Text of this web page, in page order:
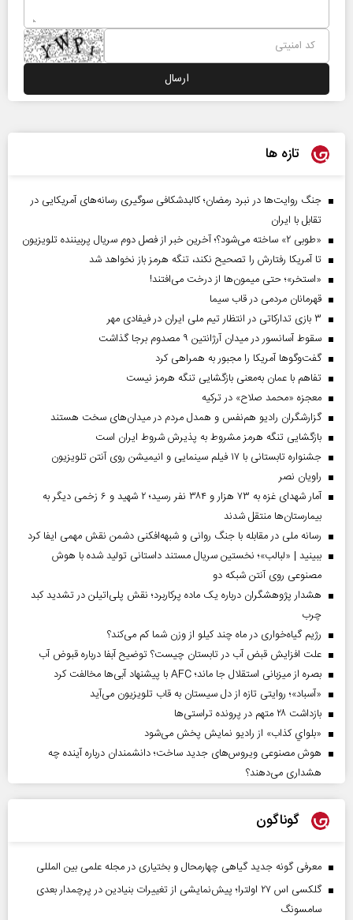
تازه ها
جنگ روایت‌ها در نبرد رمضان؛ کالبدشکافی سوگیری رسانه‌های آمریکایی در
تقابل با ایران
«طوبی ۲» ساخته می‌شود؟؛ آخرین خبر از فصل دوم سریال پربیننده تلویزیون
تا آمریکا رفتارش را تصحیح نکند، تنگه هرمز باز نخواهد شد
«استخر»‌‌؛ حتی میمون‌ها از درخت می‌افتند!
قهرمانان مردمی در قاب سیما
۳ بازی تدارکاتی در انتظار تیم ملی ایران در فیفادی مهر
سقوط آسانسور در میدان آرژانتین ۹ مصدوم برجا گذاشت
گفت‌وگوها آمریکا را مجبور به همراهی کرد
تفاهم با عمان به‌معنی بازگشایی تنگه هرمز نیست
معجزه «محمد صلاح» در ترکیه
گزارشگران رادیو هم‌نفس و همدل مردم در میدان‌های سخت هستند
بازگشایی تنگه هرمز مشروط به پذیرش شروط ایران است
جشنواره تابستانی با ۱۷ فیلم سینمایی و انیمیشن روی آنتن تلویزیون
راویان نصر
آمار شهدای غزه به ۷۳ هزار و ۳۸۴ نفر رسید؛ ۲ شهید و ۶ زخمی دیگر به
بیمارستان‌ها منتقل شدند
رسانه ملی در مقابله با جنگ روانی و شبهه‌افکنی دشمن نقش مهمی ایفا کرد
ببینید | «لبالب»؛ نخستین سریال مستند داستانی تولید شده با هوش
مصنوعی روی آنتن شبکه دو
هشدار پژوهشگران درباره یک ماده پرکاربرد؛ نقش پلی‌اتیلن در تشدید کبد
چرب
رژیم گیاه‌خواری در ماه چند کیلو از وزن شما کم می‌کند؟
علت افزایش قبض آب در تابستان چیست؟ توضیح آبفا درباره قبوض آب
بصره از میزبانی استقلال جا ماند؛ AFC با پیشنهاد آبی‌ها مخالفت کرد
«آسباد»؛ روایتی تازه از دل سیستان به قاب تلویزیون می‌آید
بازداشت ۲۸ متهم در پرونده تراستی‌ها
«بلواي کذاب» از رادیو نمایش پخش می‌شود
هوش مصنوعی ویروس‌های جدید ساخت؛ دانشمندان درباره آینده چه
هشداری می‌دهند؟
گوناگون
معرفی گونه جدید گیاهی چهارمحال و بختیاری در مجله علمی بین المللی
گلکسی اس ۲۷ اولترا؛ پیش‌نمایشی از تغییرات بنیادین در پرچمدار بعدی
سامسونگ